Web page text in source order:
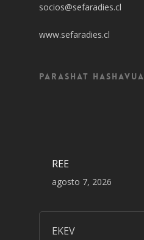
socios@sefaradies.cl
www.sefaradies.cl
Parashat Hashavua
REE
agosto 7, 2026
EKEV